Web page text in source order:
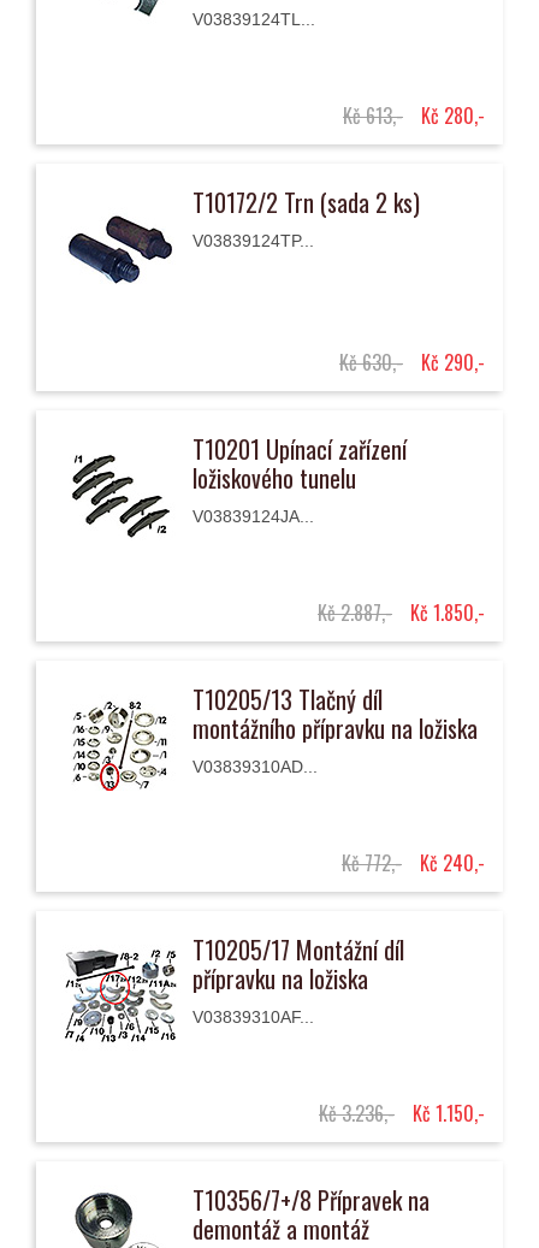
V03839124TL...
Kč 613,- Kč 280,-
T10172/2 Trn (sada 2 ks)
V03839124TP...
Kč 630,- Kč 290,-
T10201 Upínací zařízení
ložiskového tunelu
V03839124JA...
Kč 2.887,- Kč 1.850,-
T10205/13 Tlačný díl
montážního přípravku na ložiska
V03839310AD...
Kč 772,- Kč 240,-
T10205/17 Montážní díl
přípravku na ložiska
V03839310AF...
Kč 3.236,- Kč 1.150,-
T10356/7+/8 Přípravek na
demontáž a montáž